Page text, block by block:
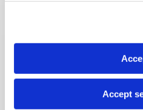
can consult thecookie policy
Accept
Brand Protection Online
Bonifiche ambientali
Bonifiche PC,
Recupero dati